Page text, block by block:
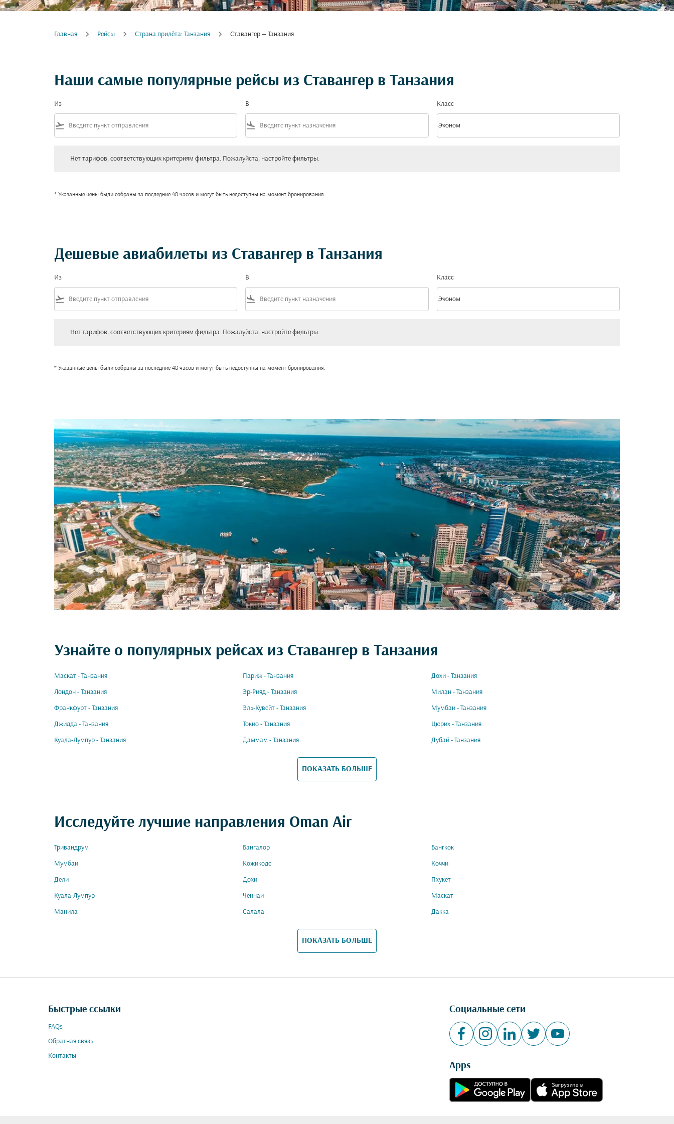
Главная Рейсы Cтрана прилёта: Танзания Ставангер — Танзания
Наши самые популярные рейсы из Ставангер в Танзания
Из
flight_takeoff
В
flight_land
Класс
Класс option Эконом Selected
Эконом
keyboard_arrow_down
Нет тарифов, соответствующих критериям фильтра. Пожалуйста, настройте фильтры.
* Указанные цены были собраны за последние 48 часов и могут быть недоступны на момент бронирования.
Дешевые авиабилеты из Ставангер в Танзания
Из
flight_takeoff
В
flight_land
Класс
Класс option Эконом Selected
Эконом
keyboard_arrow_down
Нет тарифов, соответствующих критериям фильтра. Пожалуйста, настройте фильтры.
* Указанные цены были собраны за последние 48 часов и могут быть недоступны на момент бронирования.
Узнайте о популярных рейсах из Ставангер в Танзания
Маскат - Танзания Париж - Танзания Дохи - Танзания
Лондон - Танзания Эр-Рияд - Танзания Милан - Танзания
Франкфурт - Танзания Эль-Кувейт - Танзания Мумбаи - Танзания
Джидда - Танзания Токио - Танзания Цюрих - Танзания
Куала-Лумпур - Танзания Даммам - Танзания Дубай - Танзания
ПОКАЗАТЬ БОЛЬШЕ
Исследуйте лучшие направления Oman Air
Тривандрум Бангалор Бангкок
Мумбаи Кожикоде Коччи
Дели Дохи Пхукет
Куала-Лумпур Ченнаи Маскат
Манила Салала Дакка
ПОКАЗАТЬ БОЛЬШЕ
Быстрые ссылки
FAQs
Обратная связь
Контакты
Социальные сети
Apps